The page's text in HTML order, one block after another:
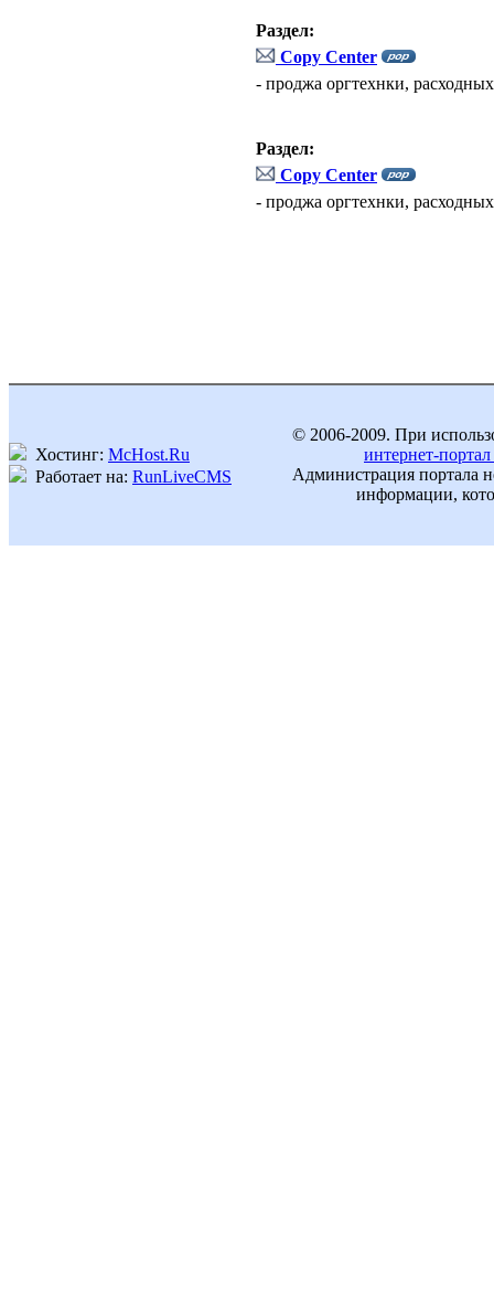
Раздел:
Copy Center
- проджа оргтехнки,
Раздел:
Copy Center
- проджа оргтехнки,
Хостинг: McHost.Ru
Работает на: RunLiveCMS
© 2006-2009. При
интернет-
Администрация портала
информации,